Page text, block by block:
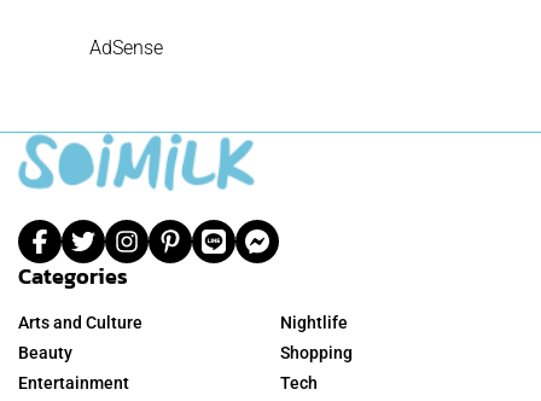
AdSense
Categories
Arts and Culture
Beauty
Entertainment
Nightlife
Shopping
Tech